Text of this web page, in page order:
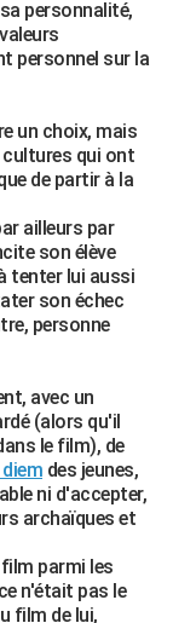
personnalité,
personnel sur la
un choix, mais
cultures qui ont
de partir à la
ailleurs par
son élève
tenter lui aussi
son échec
personne
avec un
(alors qu'il
le film), de
des jeunes,
ni d'accepter,
archaïques et
parmi les
n'était pas le
film de lui,